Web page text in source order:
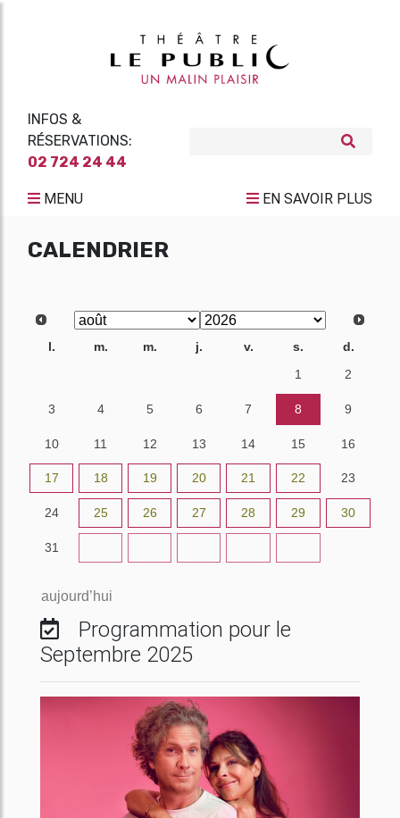
INFOS &
RÉSERVATIONS:
02 724 24 44
MENU EN SAVOIR PLUS
CALENDRIER
l. m. m. j. v. s.
d.
1 2
3 4 5 6 7 8 9
10 11 12 13 14 15 16
17 18 19 20 21 22 23
24 25 26 27 28 29 30
31
aujourd’hui
Programmation pour le
Septembre 2025